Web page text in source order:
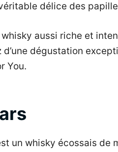
délice des
aussi riche et
dégustation
You.
un whisky écossais de